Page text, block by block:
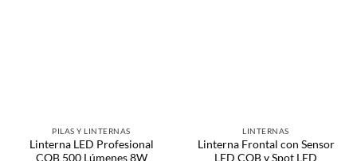
PILAS Y LINTERNAS
Linterna LED Profesional
COB 500 Lúmenes 8W
LINTERNAS
Linterna Frontal con Sensor
LED COB y Spot LED